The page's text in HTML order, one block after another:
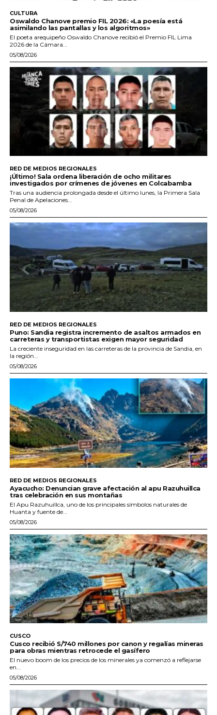
CULTURA
Oswaldo Chanove premio FIL 2026: «La poesía está
asimilando las pantallas y los algoritmos»
El poeta arequipeño Oswaldo Chanove recibió el Premio FIL Lima
2026 de la Cámara...
05/08/2026
RED DE MEDIOS REGIONALES
¡Último! Sala ordena liberación de ocho militares
investigados por crímenes de jóvenes en Colcabamba
Tras una audiencia prolongada desde el último lunes, la Primera Sala
Penal de Apelaciones...
05/08/2026
RED DE MEDIOS REGIONALES
Puno: Sandia registra incremento de asaltos armados en
carreteras y transportistas exigen mayor seguridad
La creciente inseguridad en las carreteras de la provincia de Sandia, en
la región...
05/08/2026
RED DE MEDIOS REGIONALES
Ayacucho: Denuncian grave afectación al apu Razuhuillca
tras celebración en sus montañas
El Apu Razuhuillca, uno de los principales símbolos naturales de
Huanta y fuente de...
05/08/2026
CUSCO
Cusco recibió S/740 millones por canon y regalías mineras
para obras mientras retrocede el gasífero
El nuevo boom de los precios de los minerales ya comenzó a reflejarse
en...
05/08/2026